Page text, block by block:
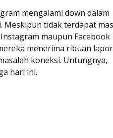
mengalami down dalam
Meskipun tidak terdapat
maupun Facebook
menerima ribuan
koneksi. Untungnya,
hari ini.